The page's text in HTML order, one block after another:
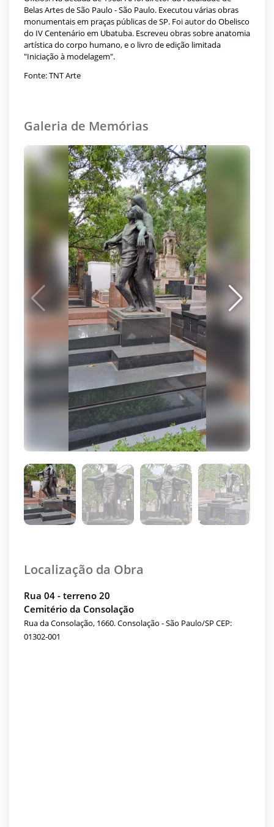
Belas Artes de São Paulo - São Paulo. Executou várias obras
monumentais em praças públicas de SP. Foi autor do Obelisco
do IV Centenário em Ubatuba. Escreveu obras sobre anatomia
artística do corpo humano, e o livro de edição limitada
"Iniciação à modelagem".
Fonte: TNT Arte
Galeria de Memórias
Localização da Obra
Rua 04 - terreno 20
Cemitério da Consolação
Rua da Consolação, 1660. Consolação - São Paulo/SP CEP:
01302-001